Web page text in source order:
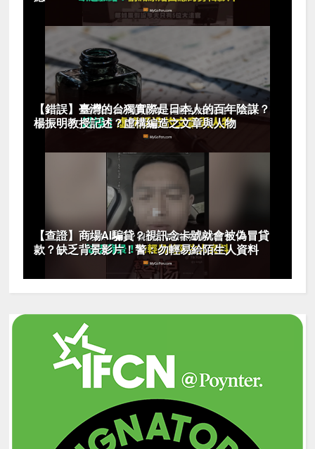
【錯誤】臺灣的台獨實際是日本人的百年陰謀？
楊振明教授記述？虛構編造之文章與人物
【查證】商場AI騙貸？視訊念卡號就會被偽冒貸
款？缺乏背景影片！警：勿輕易給陌生人資料